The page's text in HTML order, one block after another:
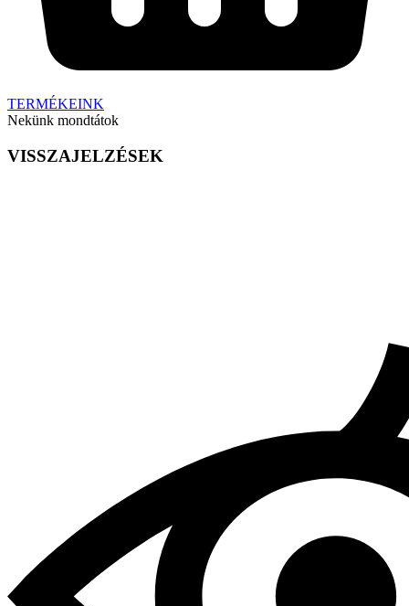
TERMÉKEINK
Nekünk mondtátok
VISSZAJELZÉSEK